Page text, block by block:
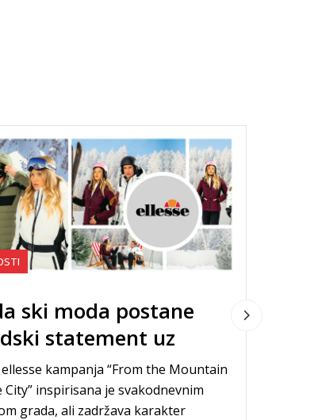
ski moda postane
statement uz
kampanja “From the Mountain
inspirisana je svakodnevnim
grada, ali zadržava karakter